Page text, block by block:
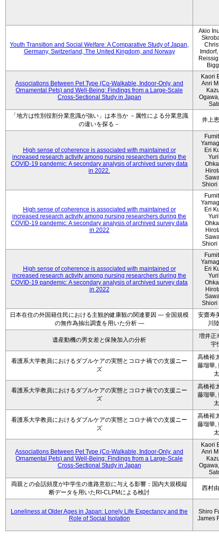
Youth Transition and Social Welfare: A Comparative Study of Japan,
Germany, Switzerland, The United Kingdom, and Norway
Akio
Associations Between Pet Type (Co-Walkable, Indoor-Only, and
Ornamental Pets) and Well-Being: Findings from a Large-Scale
Cross-Sectional Study in Japan
Kaori
Anri
「地方は性別役割分業意識が強い」は本当か －属性による分業意識
の違いを探る－
井上
High sense of coherence is associated with maintained or
increased research activity among nursing researchers during the
COVID-19 pandemic: A secondary analysis of archived survey data
in 2022.
Eri
Shiori
High sense of coherence is associated with maintained or
increased research activity among nursing researchers during the
COVID-19 pandemic: A secondary analysis of archived survey data
in 2022
Eri
Shiori
High sense of coherence is associated with maintained or
increased research activity among nursing researchers during the
COVID-19 pandemic: A secondary analysis of archived survey data
in 2022
Eri
Shiori
日本在住の外国籍住民における主観的健康観の関連要因 ― 全国規模
の無作為抽出調査を用いた分析 ―
安齋寿
川
遺産動機の男女差と保険加入の分析
増井正
宇
看護系大学教員におけるダブルケアの実態とコロナ禍での支援ニー
ズ
高橋裕
藤瑠華,
太
看護系大学教員におけるダブルケアの実態とコロナ禍での支援ニー
ズ
高橋裕
藤瑠華,
太
看護系大学教員におけるダブルケアの実態とコロナ禍での支援ニー
ズ
高橋裕
藤瑠華,
太
Associations Between Pet Type (Co-Walkable, Indoor-Only, and
Ornamental Pets) and Well-Being: Findings from a Large-Scale
Cross-Sectional Study in Japan
Kaori
Anri
両親との会話頻度が中学生の進路意欲に与える影響：国内大規模縦
断データを用いたRI-CLPMによる検討
西村
Loneliness at Older Ages in Japan: Lonely Life Expectancy and the
Role of Social Isolation
Shiro
James